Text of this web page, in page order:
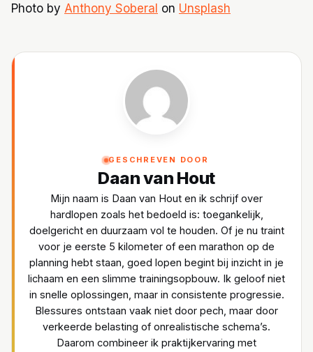
Photo by Anthony Soberal on Unsplash
GESCHREVEN DOOR
Daan van Hout
Mijn naam is Daan van Hout en ik schrijf over
hardlopen zoals het bedoeld is: toegankelijk,
doelgericht en duurzaam vol te houden. Of je nu traint
voor je eerste 5 kilometer of een marathon op de
planning hebt staan, goed lopen begint bij inzicht in je
lichaam en een slimme trainingsopbouw. Ik geloof niet
in snelle oplossingen, maar in consistente progressie.
Blessures ontstaan vaak niet door pech, maar door
verkeerde belasting of onrealistische schema’s.
Daarom combineer ik praktijkervaring met